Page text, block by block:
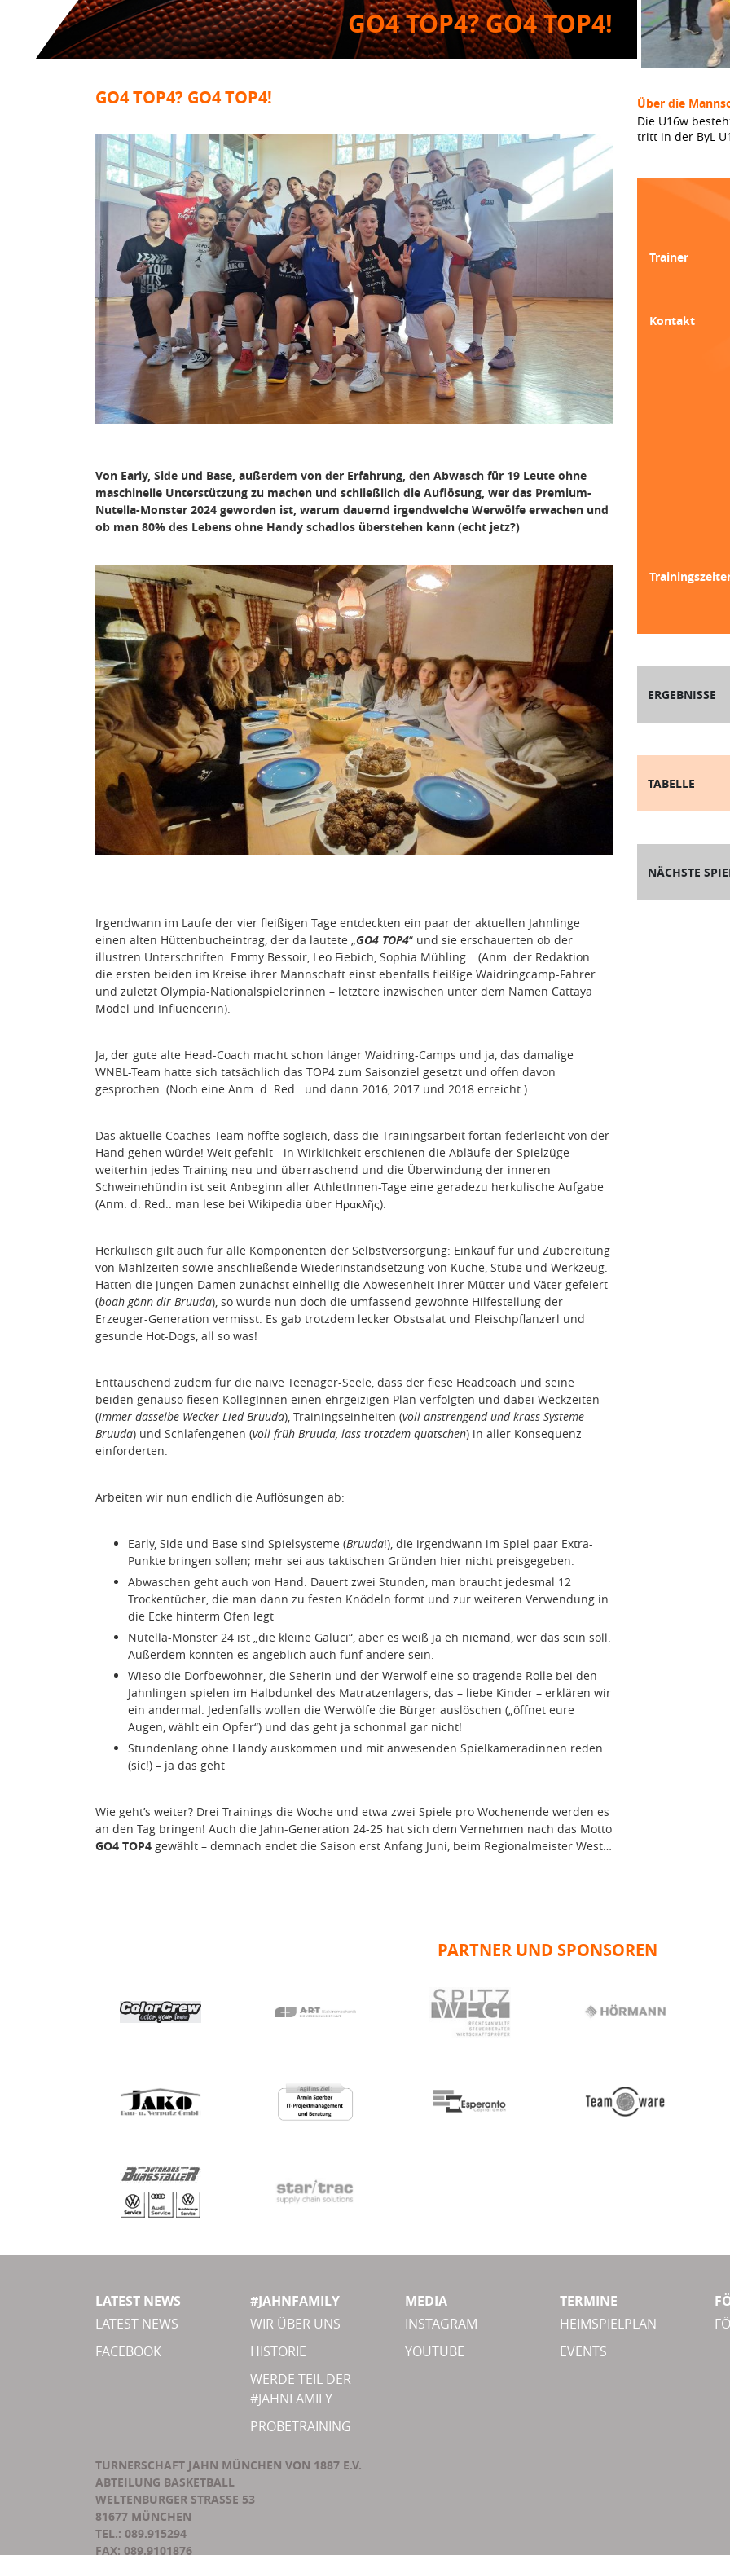
GO4 TOP4? GO4 TOP4!
GO4 TOP4? GO4 TOP4!
Von Early, Side und Base, außerdem von der Erfahrung, den Abwasch für 19 Leute ohne
maschinelle Unterstützung zu machen und schließlich die Auflösung, wer das Premium-
Nutella-Monster 2024 geworden ist, warum dauernd irgendwelche Werwölfe erwachen und
ob man 80% des Lebens ohne Handy schadlos überstehen kann (echt jetz?)
Irgendwann im Laufe der vier fleißigen Tage entdeckten ein paar der aktuellen Jahnlinge
einen alten Hüttenbucheintrag, der da lautete „GO4 TOP4“ und sie erschauerten ob der
illustren Unterschriften: Emmy Bessoir, Leo Fiebich, Sophia Mühling… (Anm. der Redaktion:
die ersten beiden im Kreise ihrer Mannschaft einst ebenfalls fleißige Waidringcamp-Fahrer
und zuletzt Olympia-Nationalspielerinnen – letztere inzwischen unter dem Namen Cattaya
Model und Influencerin).
Ja, der gute alte Head-Coach macht schon länger Waidring-Camps und ja, das damalige
WNBL-Team hatte sich tatsächlich das TOP4 zum Saisonziel gesetzt und offen davon
gesprochen. (Noch eine Anm. d. Red.: und dann 2016, 2017 und 2018 erreicht.)
Das aktuelle Coaches-Team hoffte sogleich, dass die Trainingsarbeit fortan federleicht von der
Hand gehen würde! Weit gefehlt - in Wirklichkeit erschienen die Abläufe der Spielzüge
weiterhin jedes Training neu und überraschend und die Überwindung der inneren
Schweinehündin ist seit Anbeginn aller AthletInnen-Tage eine geradezu herkulische Aufgabe
(Anm. d. Red.: man lese bei Wikipedia über Hρακλῆς).
Herkulisch gilt auch für alle Komponenten der Selbstversorgung: Einkauf für und Zubereitung
von Mahlzeiten sowie anschließende Wiederinstandsetzung von Küche, Stube und Werkzeug.
Hatten die jungen Damen zunächst einhellig die Abwesenheit ihrer Mütter und Väter gefeiert
(boah gönn dir Bruuda), so wurde nun doch die umfassend gewohnte Hilfestellung der
Erzeuger-Generation vermisst. Es gab trotzdem lecker Obstsalat und Fleischpflanzerl und
gesunde Hot-Dogs, all so was!
Enttäuschend zudem für die naive Teenager-Seele, dass der fiese Headcoach und seine
beiden genauso fiesen KollegInnen einen ehrgeizigen Plan verfolgten und dabei Weckzeiten
(immer dasselbe Wecker-Lied Bruuda), Trainingseinheiten (voll anstrengend und krass Systeme
Bruuda) und Schlafengehen (voll früh Bruuda, lass trotzdem quatschen) in aller Konsequenz
einforderten.
Arbeiten wir nun endlich die Auflösungen ab:
Early, Side und Base sind Spielsysteme (Bruuda!), die irgendwann im Spiel paar Extra-
Punkte bringen sollen; mehr sei aus taktischen Gründen hier nicht preisgegeben.
Abwaschen geht auch von Hand. Dauert zwei Stunden, man braucht jedesmal 12
Trockentücher, die man dann zu festen Knödeln formt und zur weiteren Verwendung in
die Ecke hinterm Ofen legt
Nutella-Monster 24 ist „die kleine Galuci“, aber es weiß ja eh niemand, wer das sein soll.
Außerdem könnten es angeblich auch fünf andere sein.
Wieso die Dorfbewohner, die Seherin und der Werwolf eine so tragende Rolle bei den
Jahnlingen spielen im Halbdunkel des Matratzenlagers, das – liebe Kinder – erklären wir
ein andermal. Jedenfalls wollen die Werwölfe die Bürger auslöschen („öffnet eure
Augen, wählt ein Opfer“) und das geht ja schonmal gar nicht!
Stundenlang ohne Handy auskommen und mit anwesenden Spielkameradinnen reden
(sic!) – ja das geht
Wie geht’s weiter? Drei Trainings die Woche und etwa zwei Spiele pro Wochenende werden es
an den Tag bringen! Auch die Jahn-Generation 24-25 hat sich dem Vernehmen nach das Motto
GO4 TOP4 gewählt – demnach endet die Saison erst Anfang Juni, beim Regionalmeister West…
Über die
Die U16w
tritt in der ByL
Trainer
Kontakt
ERGEBNISSE
TABELLE
NÄCHSTE
PARTNER UND SPONSOREN
LATEST NEWS
LATEST NEWS
FACEBOOK
#JAHNFAMILY
WIR ÜBER UNS
HISTORIE
WERDE TEIL DER
#JAHNFAMILY
PROBETRAINING
MEDIA
INSTAGRAM
YOUTUBE
TERMINE
HEIMSPIELPLAN
EVENTS
TURNERSCHAFT JAHN MÜNCHEN VON 1887 E.V.
ABTEILUNG BASKETBALL
WELTENBURGER STRASSE 53
81677 MÜNCHEN
TEL.: 089.915294
FAX: 089.9101876